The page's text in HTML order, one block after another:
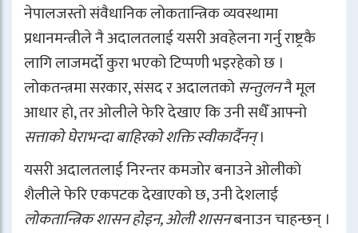
नेपालजस्तो संवैधानिक लोकतान्त्रिक व्यवस्थामा
प्रधानमन्त्रीले नै अदालतलाई यसरी अवहेलना गर्नु राष्ट्रकै
लागि लाजमर्दो कुरा भएको टिप्पणी भइरहेको छ ।
लोकतन्त्रमा सरकार, संसद र अदालतकोसन्तुलननै मूल
आधार हो, तर ओलीले फेरि देखाए कि उनी सधैँ आफ्नो
सत्ताको घेराभन्दा बाहिरको शक्ति स्वीकार्दैनन्।
यसरी अदालतलाई निरन्तर कमजोर बनाउने ओलीको
शैलीले फेरि एकपटक देखाएको छ, उनी देशलाई
लोकतान्त्रिक शासन होइन, ओली शासनबनाउन चाहन्छन् ।